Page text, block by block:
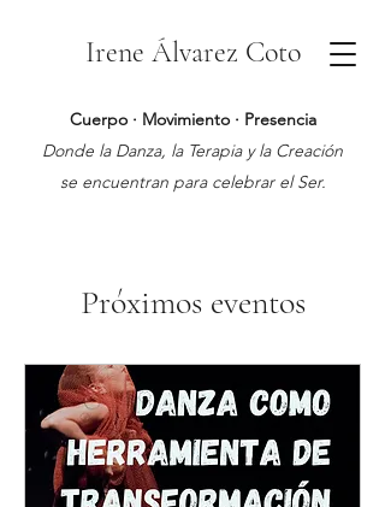
Irene Álvarez Coto
Cuerpo · Movimiento · Presencia
Donde la Danza, la Terapia y la Creación
se encuentran para celebrar el Ser.
Próximos eventos